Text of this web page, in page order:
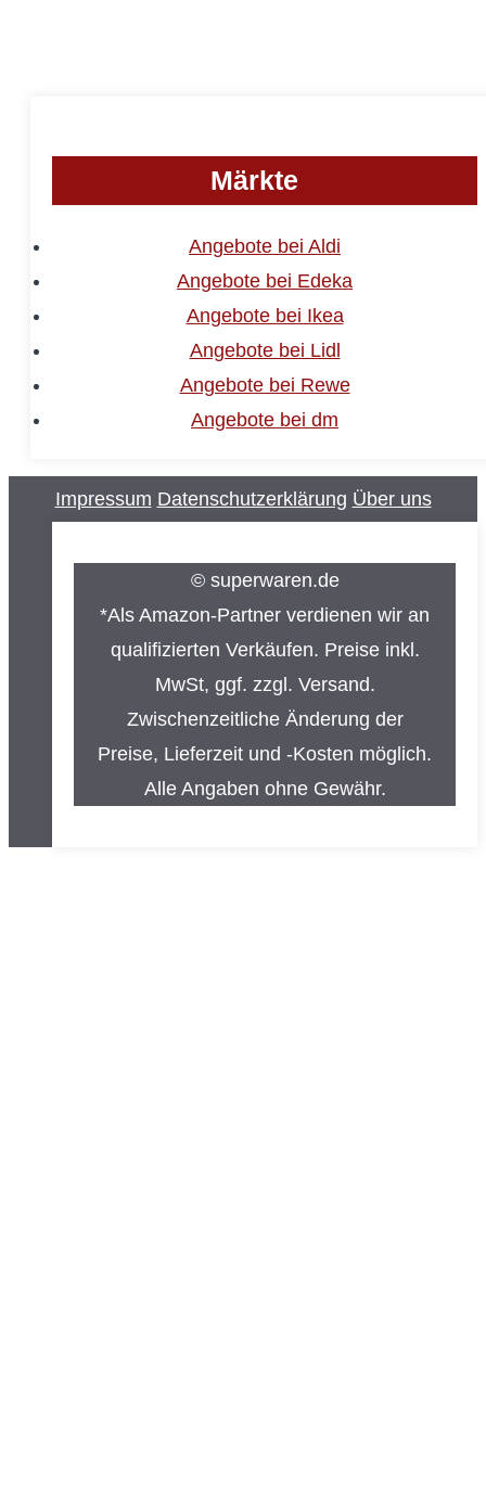
Märkte
Angebote bei Aldi
Angebote bei Edeka
Angebote bei Ikea
Angebote bei Lidl
Angebote bei Rewe
Angebote bei dm
Impressum Datenschutzerklärung Über uns
© superwaren.de
*Als Amazon-Partner verdienen wir an
qualifizierten Verkäufen. Preise inkl.
MwSt, ggf. zzgl. Versand.
Zwischenzeitliche Änderung der
Preise, Lieferzeit und -Kosten möglich.
Alle Angaben ohne Gewähr.